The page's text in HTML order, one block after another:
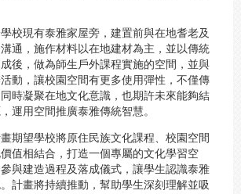
校現有泰雅家屋旁，建置前與在地耆老及
通，施作材料以在地建材為主，並以傳統
後，做為師生戶外課程實施的空間，並與
動，讓校園空間有更多使用彈性，不僅傳
時凝聚在地文化意識，也期許未來能夠結
運用空間推廣泰雅傳統智慧。
期望學校將原住民族文化課程、校園空間
值相結合，打造一個專屬的文化學習空
與建造過程及落成儀式，讓學生認識泰雅
計畫將持續推動，幫助學生深刻理解並吸